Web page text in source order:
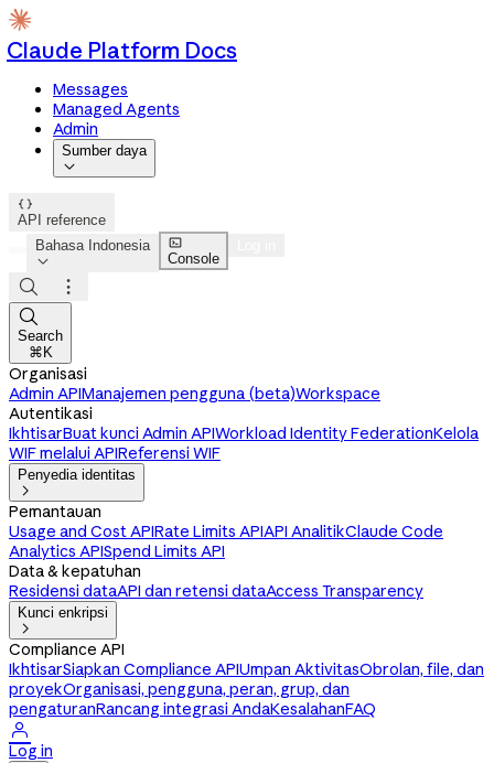
Claude Platform Docs
Messages
Managed Agents
Admin
Sumber daya


API reference
Bahasa Indonesia


Console



Search
⌘K
Organisasi
Admin APIManajemen pengguna (beta)Workspace
Autentikasi
IkhtisarBuat kunci Admin APIWorkload Identity FederationKelola
WIF melalui APIReferensi WIF
Penyedia identitas

Pemantauan
Usage and Cost APIRate Limits APIAPI AnalitikClaude Code
Analytics APISpend Limits API
Data & kepatuhan
Residensi dataAPI dan retensi dataAccess Transparency
Kunci enkripsi

Compliance API
IkhtisarSiapkan Compliance APIUmpan AktivitasObrolan, file, dan
proyekOrganisasi, pengguna, peran, grup, dan
pengaturanRancang integrasi AndaKesalahanFAQ

Log in